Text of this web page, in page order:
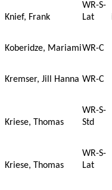
Knief, Frank
WR-S-
Lat
Koberidze, MariamiWR-C
Kremser, Jill Hanna WR-C
Kriese, Thomas
WR-S-
Std
Kriese, Thomas
WR-S-
Lat